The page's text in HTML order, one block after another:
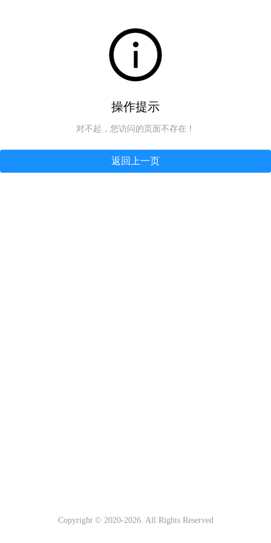
操作提示
对不起，您访问的页面不存在！
返回上一页
Copyright © 2020-2026. All Rights Reserved